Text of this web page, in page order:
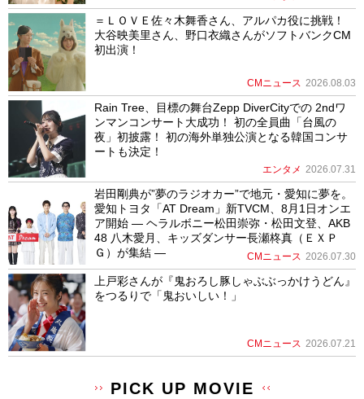
＝ＬＯＶＥ佐々木舞香さん、アルパカ役に挑戦！
大谷映美里さん、野口衣織さんがソフトバンクCM
初出演！
CMニュース 2026.08.03
Rain Tree、目標の舞台Zepp DiverCityでの 2ndワ
ンマンコンサート大成功！ 初の全員曲「台風の
夜」初披露！ 初の海外単独公演となる韓国コンサ
ートも決定！
エンタメ 2026.07.31
岩田剛典が”夢のラジオカー”で地元・愛知に夢を。
愛知トヨタ「AT Dream」新TVCM、8月1日オンエ
ア開始 ― ヘラルボニー松田崇弥・松田文登、AKB
48 八木愛月、キッズダンサー長瀬柊真（ＥＸＰ
Ｇ）が集結 ―
CMニュース 2026.07.30
上戸彩さんが『鬼おろし豚しゃぶぶっかけうどん』
をつるりで「鬼おいしい！」
CMニュース 2026.07.21
PICK UP MOVIE